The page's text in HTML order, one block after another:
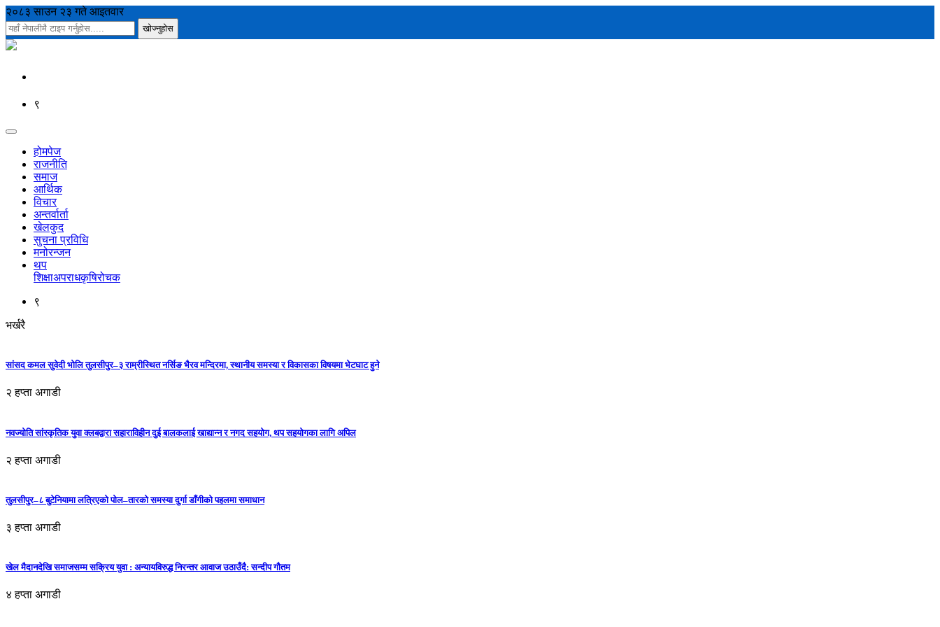
२०८३ साउन २३ गते आइतवार
९
होमपेज
राजनीति
समाज
आर्थिक
विचार
अन्तर्वार्ता
खेलकुद
सुचना प्रविधि
मनोरन्जन
थप
शिक्षाअपराधकृषिरोचक
९
भर्खरै
सांसद कमल सुवेदी भोलि तुलसीपुर–३ राम्रीस्थित नर्सिङ भैरव मन्दिरमा, स्थानीय समस्या र विकासका विषयमा भेटघाट हुने
२ हप्ता अगाडी
नवज्योति सांस्कृतिक युवा क्लबद्वारा सहाराविहीन दुई बालकलाई खाद्यान्न र नगद सहयोग, थप सहयोगका लागि अपिल
२ हप्ता अगाडी
तुलसीपुर–८ बुटेनियामा लत्रिएको पोल–तारको समस्या दुर्गा डाँगीको पहलमा समाधान
३ हप्ता अगाडी
खेल मैदानदेखि समाजसम्म सक्रिय युवा : अन्यायविरुद्ध निरन्तर आवाज उठाउँदै: सन्दीप गौतम
४ हप्ता अगाडी